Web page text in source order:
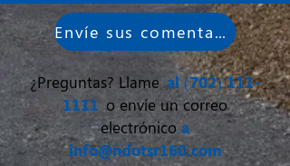
Envíe sus comentarios
¿Preguntas? Llame al (702) 111-
1111 o envíe un correo
electrónico a
info@ndotsr160.com